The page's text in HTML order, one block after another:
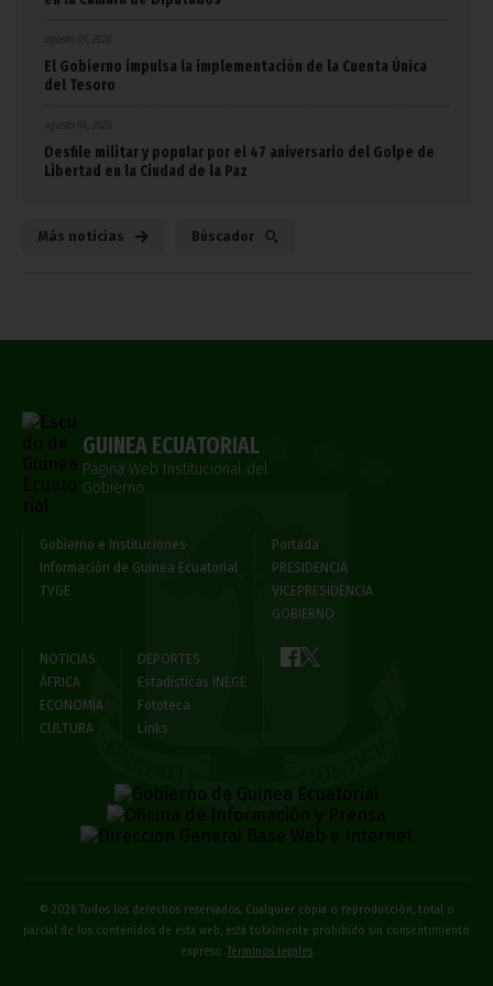
agosto 05, 2026
El Gobierno impulsa la implementación de la Cuenta Única
del Tesoro
agosto 04, 2026
Desfile militar y popular por el 47 aniversario del Golpe de
Libertad en la Ciudad de la Paz
Más noticias Búscador
GUINEA ECUATORIAL
Página Web Institucional del
Gobierno
Gobierno e Instituciones
Información de Guinea Ecuatorial
TVGE
Portada
PRESIDENCIA
VICEPRESIDENCIA
GOBIERNO
NOTICIAS
ÁFRICA
ECONOMÍA
CULTURA
DEPORTES
Estadísticas INEGE
Fototeca
Links
© 2026 Todos los derechos reservados. Cualquier copia o reproducción, total o
parcial de los contenidos de esta web, está totalmente prohibido sin consentimiento
expreso Términos legales